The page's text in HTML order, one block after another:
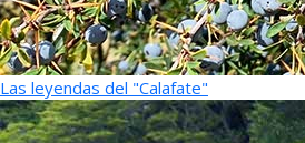
Las leyendas del "Calafate"